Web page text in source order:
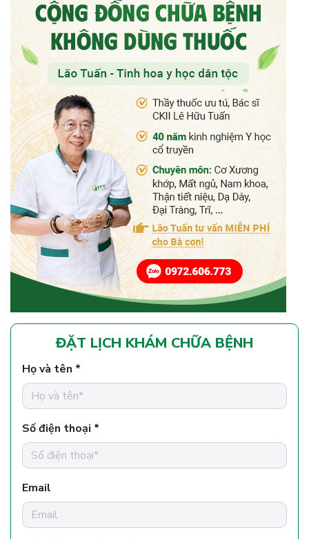
ĐẶT LỊCH KHÁM CHỮA BỆNH
Họ và tên *
Số điện thoại *
Email